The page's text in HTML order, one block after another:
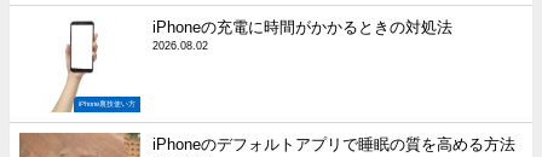
iPhone裏技使い方
iPhoneの充電に時間がかかるときの対処法
2026.08.02
iPhoneのデフォルトアプリで睡眠の質を高める方法